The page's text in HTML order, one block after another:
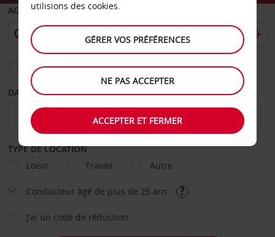
AGENCE DE DÉPART
Sélectionnez une autre agence de retour
DATE DE DÉPART DATE DE RETOUR
TYPE DE LOCATION
Loisir
Travail Autre
Conducteur âgé de plus de 25 ans
J’ai un code de réduction
utilisions des cookies.
GÉRER VOS PRÉFÉRENCES
NE PAS ACCEPTER
ACCEPTER ET FERMER